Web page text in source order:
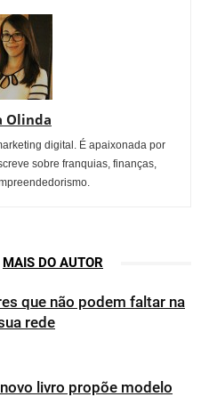
Olinda
digital. É apaixonada por
sobre franquias, finanças,
MAIS DO AUTOR
que não podem faltar na
rede
livro propõe modelo